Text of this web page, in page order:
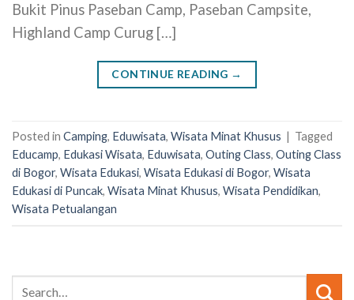
Bukit Pinus Paseban Camp, Paseban Campsite,
Highland Camp Curug […]
CONTINUE READING →
Posted in Camping, Eduwisata, Wisata Minat Khusus | Tagged
Educamp, Edukasi Wisata, Eduwisata, Outing Class, Outing Class
di Bogor, Wisata Edukasi, Wisata Edukasi di Bogor, Wisata
Edukasi di Puncak, Wisata Minat Khusus, Wisata Pendidikan,
Wisata Petualangan